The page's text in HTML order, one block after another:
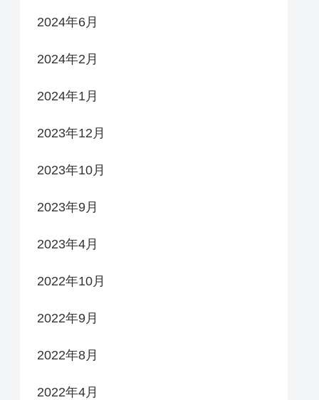
2024年6月
2024年2月
2024年1月
2023年12月
2023年10月
2023年9月
2023年4月
2022年10月
2022年9月
2022年8月
2022年4月